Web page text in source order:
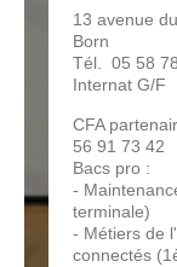
13 avenue
Born
Tél. 05 58
Internat G/F
CFA
56 91 73 42
Bacs pro :
-
terminale)
- Métiers de
connectés